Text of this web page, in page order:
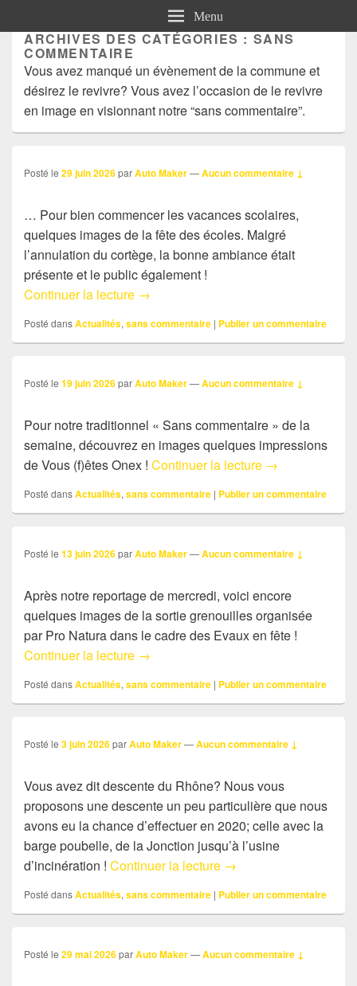
Menu
ARCHIVES DES CATÉGORIES : SANS
COMMENTAIRE
Vous avez manqué un évènement de la commune et
désirez le revivre? Vous avez l’occasion de le revivre
en image en visionnant notre “sans commentaire”.
Posté le 29 juin 2026parAuto Maker—Aucun commentaire ↓
… Pour bien commencer les vacances scolaires,
quelques images de la fête des écoles. Malgré
l’annulation du cortège, la bonne ambiance était
présente et le public également !
Continuer la lecture Sans commentaire: Fête des écoles
→
Posté dansActualités, sans commentaire | Publier un commentaire
Posté le 19 juin 2026parAuto Maker—Aucun commentaire ↓
Pour notre traditionnel « Sans commentaire » de la
semaine, découvrez en images quelques impressions
de Vous (f)êtes Onex ! Continuer la lecture Sans
→
Posté dansActualités, sans commentaire | Publier un commentaire
Posté le 13 juin 2026parAuto Maker—Aucun commentaire ↓
Après notre reportage de mercredi, voici encore
quelques images de la sortie grenouilles organisée
par Pro Natura dans le cadre des Evaux en fête !
Continuer la lecture Sans commentaire: sortie grenouilles
→
Posté dansActualités, sans commentaire | Publier un commentaire
Posté le 3 juin 2026parAuto Maker—Aucun commentaire ↓
Vous avez dit descente du Rhône? Nous vous
proposons une descente un peu particulière que nous
avons eu la chance d’effectuer en 2020; celle avec la
barge poubelle, de la Jonction jusqu’à l’usine
d’incinération ! Continuer la lecture Sans commentaire:
→
Posté dansActualités, sans commentaire | Publier un commentaire
Posté le 29 mai 2026parAuto Maker—Aucun commentaire ↓